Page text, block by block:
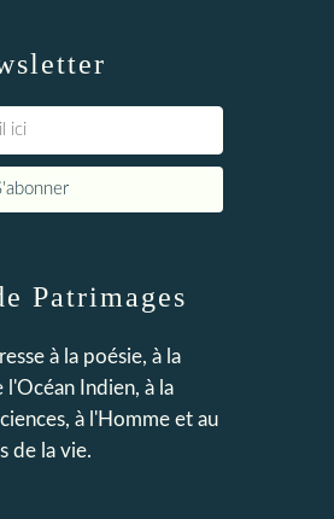
Patrimages
à la poésie, à la
l'Océan Indien, à la
à l'Homme et au
de la vie.